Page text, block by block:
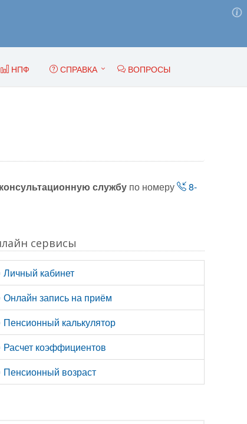
НПФ СПРАВКА ВОПРОСЫ
службу по номеру
8-
сервисы
Личный кабинет
Онлайн запись на приём
Пенсионный калькулятор
Расчет коэффициентов
Пенсионный возраст